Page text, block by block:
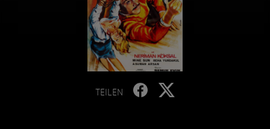
TEILEN